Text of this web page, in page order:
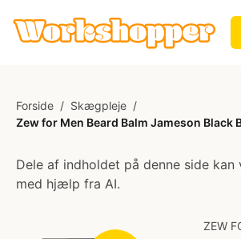
Forside / Skægpleje /
Zew for Men Beard Balm Jameson Black
Dele af indholdet på denne side
med hjælp fra AI.
ZEW